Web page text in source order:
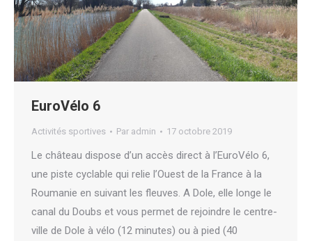
EuroVélo 6
Activités sportives Par admin 17 octobre 2019
Le château dispose d’un accès direct à l’EuroVélo 6,
une piste cyclable qui relie l’Ouest de la France à la
Roumanie en suivant les fleuves. A Dole, elle longe le
canal du Doubs et vous permet de rejoindre le centre-
ville de Dole à vélo (12 minutes) ou à pied (40